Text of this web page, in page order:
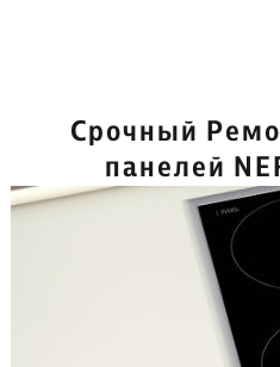
Срочный
панелей